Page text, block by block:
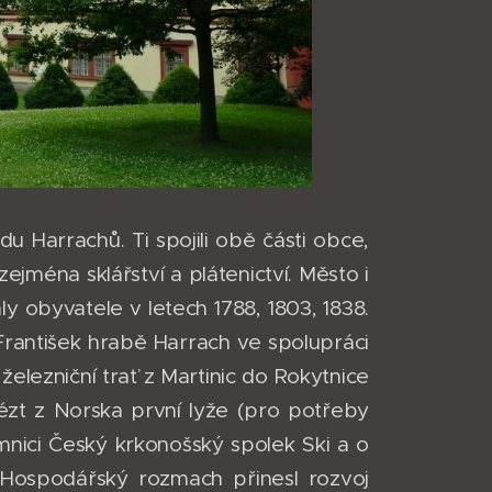
Harrachů. Ti spojili obě části obce,
sklářství a plátenictví. Město i
v letech 1788, 1803, 1838.
hrabě Harrach ve spolupráci
trať z Martinic do Rokytnice
z Norska první lyže (pro potřeby
Český krkonošský spolek Ski a o
rozmach přinesl rozvoj